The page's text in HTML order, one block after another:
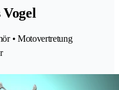
• Motovertretung